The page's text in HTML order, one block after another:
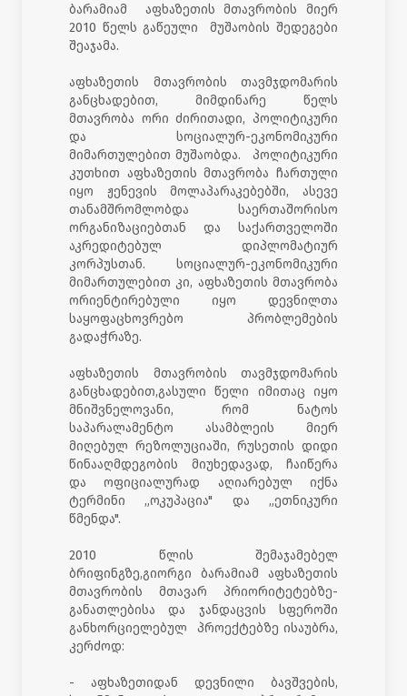
ბარამიამ აფხაზეთის მთავრობის მიერ
2010 წელს გაწეული მუშაობის შედეგები
შეაჯამა.
აფხაზეთის მთავრობის თავმჯდომარის
განცხადებით, მიმდინარე წელს
მთავრობა ორი ძირითადი, პოლიტიკური
და სოციალურ-ეკონომიკური
მიმართულებით მუშაობდა. პოლიტიკური
კუთხით აფხაზეთის მთავრობა ჩართული
იყო ჟენევის მოლაპარაკებებში, ასევე
თანამშრომლობდა საერთაშორისო
ორგანიზაციებთან და საქართველოში
აკრედიტებულ დიპლომატიურ
კორპუსთან. სოციალურ-ეკონომიკური
მიმართულებით კი, აფხაზეთის მთავრობა
ორიენტირებული იყო დევნილთა
საყოფაცხოვრებო პრობლემების
გადაჭრაზე.
აფხაზეთის მთავრობის თავმჯდომარის
განცხადებით,გასული წელი იმითაც იყო
მნიშვნელოვანი, რომ ნატოს
საპარალამენტო ასამბლეის მიერ
მიღებულ რეზოლუციაში, რუსეთის დიდი
წინააღმდეგობის მიუხედავად, ჩაიწერა
და ოფიციალურად აღიარებულ იქნა
ტერმინი „ოკუპაცია" და „ეთნიკური
წმენდა".
2010 წლის შემაჯამებელ
ბრიფინგზე,გიორგი ბარამიამ აფხაზეთის
მთავრობის მთავარ პრიორიტეტებზე-
განათლებისა და ჯანდაცვის სფეროში
განხორციელებულ პროექტებზე ისაუბრა,
კერძოდ:
- აფხაზეთიდან დევნილი ბავშვების,